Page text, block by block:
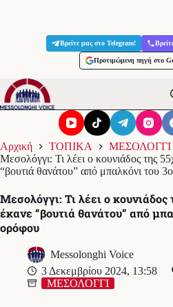
Βρείτε μας στο Telegram!
Προτιμώμενη πηγή στο
Αρχική ΤΟΠΙΚΑ
ΜΕΣΟΛΟΓΓΙ
Μεσολόγγι: Τι λέει ο κουνιάδος της
“βουτιά θανάτου” από μπαλκόνι του
Μεσολόγγι: Τι λέει ο κουνιάδος
έκανε “βουτιά θανάτου” από
ορόφου
Messolonghi Voice
3 Δεκεμβρίου 2024, 13:58
ΜΕΣΟΛΟΓΓΙ